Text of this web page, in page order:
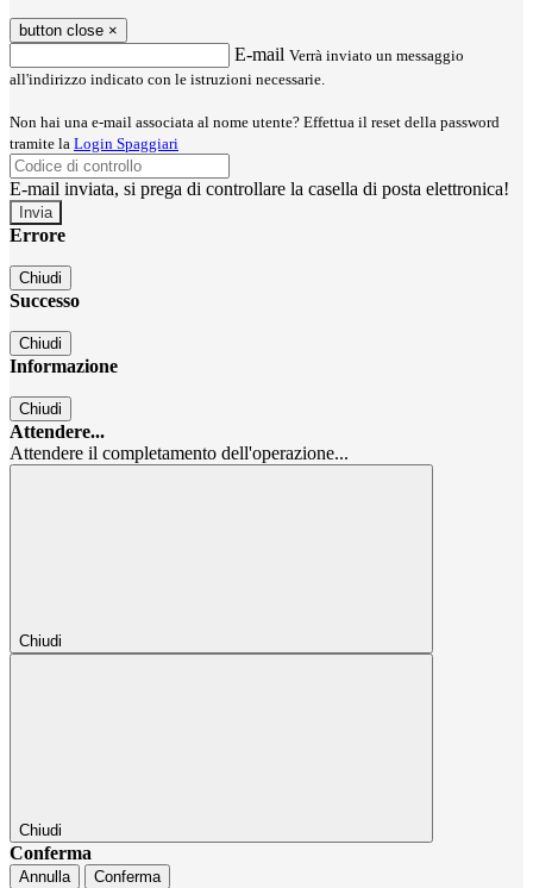
button close ×
E-mail Verrà inviato un messaggio
all'indirizzo indicato con le istruzioni necessarie.
Non hai una e-mail associata al nome utente? Effettua il reset della password
tramite la Login Spaggiari
E-mail inviata, si prega di controllare la casella di posta elettronica!
Errore
Chiudi
Successo
Chiudi
Informazione
Chiudi
Attendere...
Attendere il completamento dell'operazione...
Chiudi
Chiudi
Conferma
Annulla Conferma